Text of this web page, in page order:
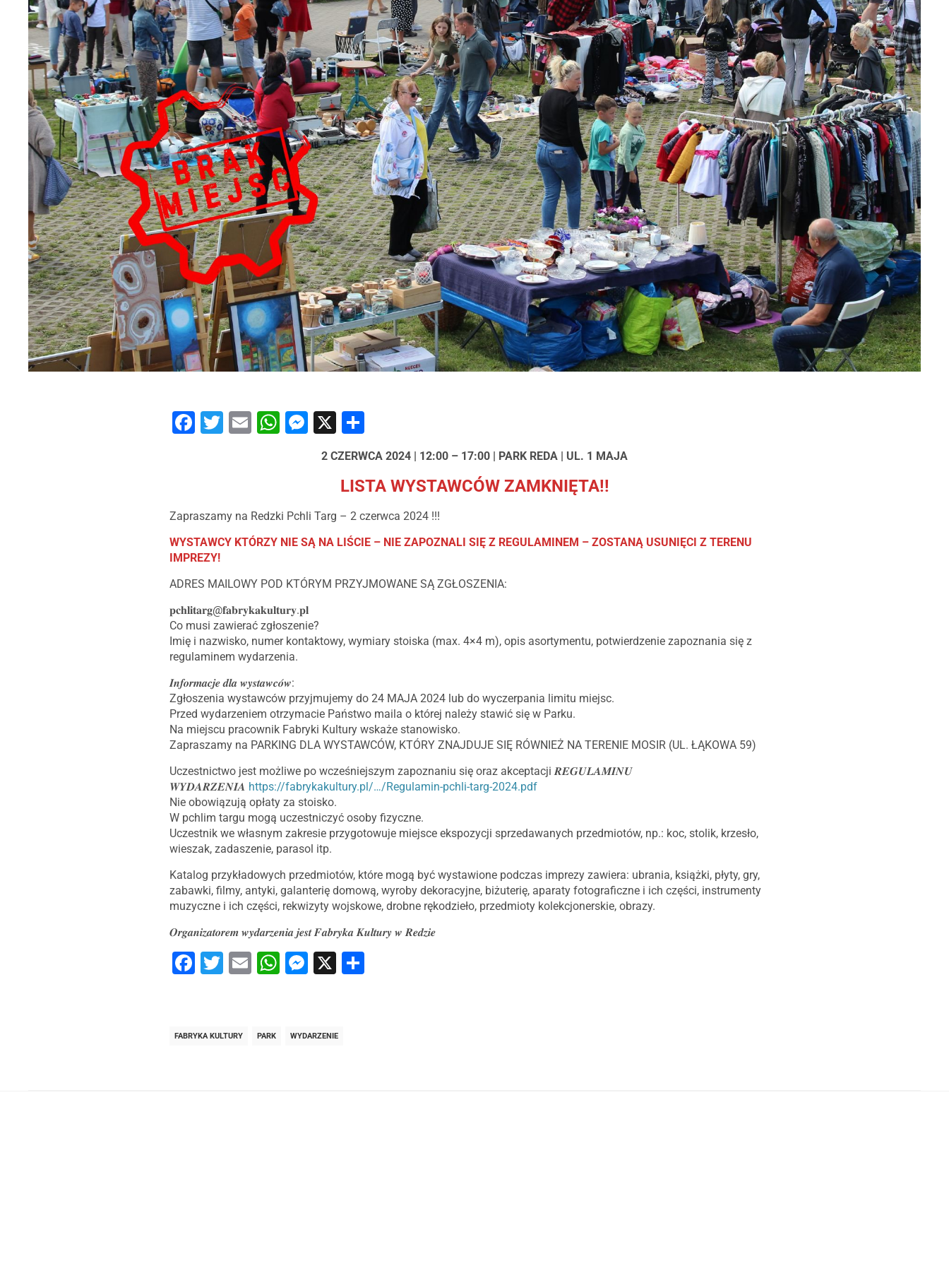
Facebook
Twitter
EmailWhatsApp
Messenger
X
2 CZERWCA 2024 | 12:00 – 17:00 | PARK REDA | UL. 1 MAJA
LISTA WYSTAWCÓW ZAMKNIĘTA!!
Zapraszamy na Redzki Pchli Targ – 2 czerwca 2024 !!!
WYSTAWCY KTÓRZY NIE SĄ NA LIŚCIE – NIE ZAPOZNALI SIĘ Z REGULAMINEM – ZOSTANĄ USUNIĘCI Z TERENU
IMPREZY!
ADRES MAILOWY POD KTÓRYM PRZYJMOWANE SĄ ZGŁOSZENIA:
𝐩𝐜𝐡𝐥𝐢𝐭𝐚𝐫𝐠@𝐟𝐚𝐛𝐫𝐲𝐤𝐚𝐤𝐮𝐥𝐭𝐮𝐫𝐲.𝐩𝐥
Co musi zawierać zgłoszenie?
Imię i nazwisko, numer kontaktowy, wymiary stoiska (max. 4×4 m), opis asortymentu, potwierdzenie zapoznania się z
regulaminem wydarzenia.
𝑰𝒏𝒇𝒐𝒓𝒎𝒂𝒄𝒋𝒆 𝒅𝒍𝒂 𝒘𝒚𝒔𝒕𝒂𝒘𝒄𝒐́𝒘:
Zgłoszenia wystawców przyjmujemy do 24 MAJA 2024 lub do wyczerpania limitu miejsc.
Przed wydarzeniem otrzymacie Państwo maila o której należy stawić się w Parku.
Na miejscu pracownik Fabryki Kultury wskaże stanowisko.
Zapraszamy na PARKING DLA WYSTAWCÓW, KTÓRY ZNAJDUJE SIĘ RÓWNIEŻ NA TERENIE MOSIR (UL. ŁĄKOWA 59)
Uczestnictwo jest możliwe po wcześniejszym zapoznaniu się oraz akceptacji 𝑹𝑬𝑮𝑼𝑳𝑨𝑴𝑰𝑵𝑼
𝑾𝒀𝑫𝑨𝑹𝒁𝑬𝑵𝑰𝑨 https://fabrykakultury.pl/…/Regulamin-pchli-targ-2024.pdf
Nie obowiązują opłaty za stoisko.
W pchlim targu mogą uczestniczyć osoby fizyczne.
Uczestnik we własnym zakresie przygotowuje miejsce ekspozycji sprzedawanych przedmiotów, np.: koc, stolik, krzesło,
wieszak, zadaszenie, parasol itp.
Katalog przykładowych przedmiotów, które mogą być wystawione podczas imprezy zawiera: ubrania, książki, płyty, gry,
zabawki, filmy, antyki, galanterię domową, wyroby dekoracyjne, biżuterię, aparaty fotograficzne i ich części, instrumenty
muzyczne i ich części, rekwizyty wojskowe, drobne rękodzieło, przedmioty kolekcjonerskie, obrazy.
𝑶𝒓𝒈𝒂𝒏𝒊𝒛𝒂𝒕𝒐𝒓𝒆𝒎 𝒘𝒚𝒅𝒂𝒓𝒛𝒆𝒏𝒊𝒂 𝒋𝒆𝒔𝒕 𝑭𝒂𝒃𝒓𝒚𝒌𝒂 𝑲𝒖𝒍𝒕𝒖𝒓𝒚 𝒘 𝑹𝒆𝒅𝒛𝒊𝒆
Facebook
Twitter
EmailWhatsApp
Messenger
X
FABRYKA KULTURY PARK WYDARZENIE